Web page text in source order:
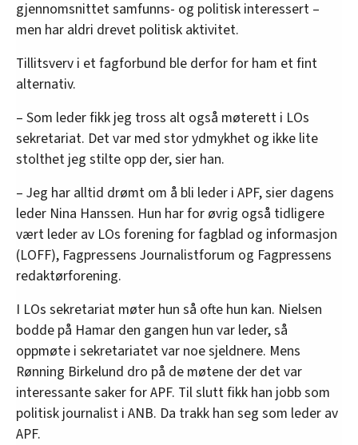
gjennomsnittet samfunns- og politisk interessert –
men har aldri drevet politisk aktivitet.
Tillitsverv i et fagforbund ble derfor for ham et fint
alternativ.
– Som leder fikk jeg tross alt også møterett i LOs
sekretariat. Det var med stor ydmykhet og ikke lite
stolthet jeg stilte opp der, sier han.
– Jeg har alltid drømt om å bli leder i APF, sier dagens
leder Nina Hanssen. Hun har for øvrig også tidligere
vært leder av LOs forening for fagblad og informasjon
(LOFF), Fagpressens Journalistforum og Fagpressens
redaktørforening.
I LOs sekretariat møter hun så ofte hun kan. Nielsen
bodde på Hamar den gangen hun var leder, så
oppmøte i sekretariatet var noe sjeldnere. Mens
Rønning Birkelund dro på de møtene der det var
interessante saker for APF. Til slutt fikk han jobb som
politisk journalist i ANB. Da trakk han seg som leder av
APF.